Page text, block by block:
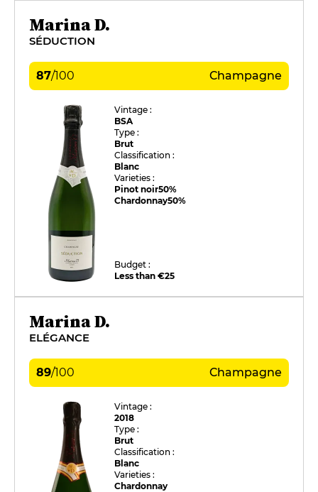
Marina D.
SÉDUCTION
87/100 Champagne
Vintage :
BSA
Type :
Brut
Classification :
Blanc
Varieties :
Pinot noir50%
Chardonnay50%
Budget :
Less than €25
Marina D.
ELÉGANCE
89/100 Champagne
Vintage :
2018
Type :
Brut
Classification :
Blanc
Varieties :
Chardonnay